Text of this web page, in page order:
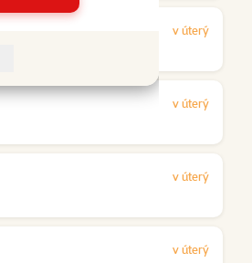
v úterý
v úterý
v úterý
v úterý